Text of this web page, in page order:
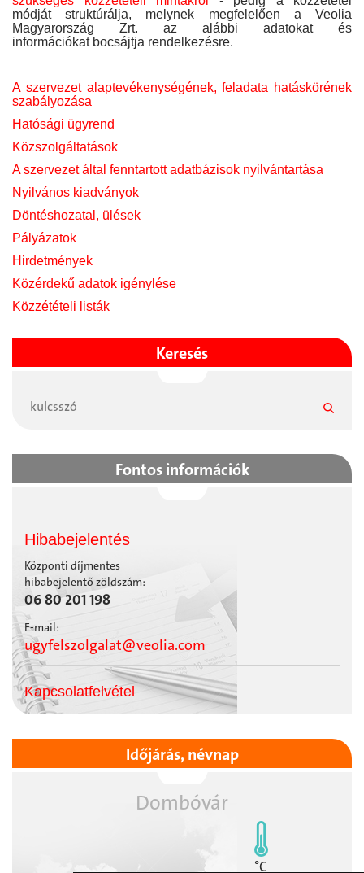
módját struktúrálja, melynek megfelelően a Veolia
Magyarország Zrt. az alábbi adatokat és
információkat bocsájtja rendelkezésre.
A szervezet alaptevékenységének, feladata hatáskörének
szabályozása
Hatósági ügyrend
Közszolgáltatások
A szervezet által fenntartott adatbázisok nyilvántartása
Nyilvános kiadványok
Döntéshozatal, ülések
Pályázatok
Hirdetmények
Közérdekű adatok igénylése
Közzétételi listák
Keresés
Fontos információk
Hibabejelentés
Központi díjmentes
hibabejelentő zöldszám:
06 80 201 198
E-mail:
ugyfelszolgalat@veolia.com
Kapcsolatfelvétel
Időjárás, névnap
Dombóvár
°C